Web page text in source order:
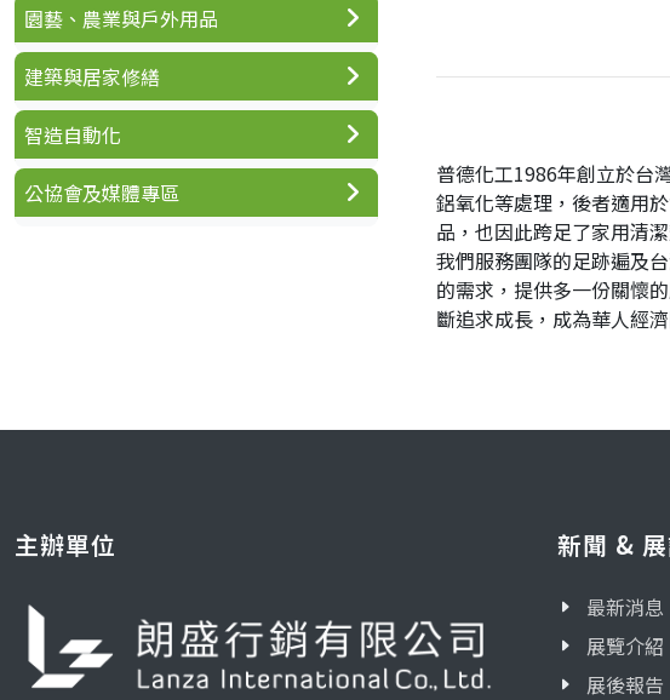
普德化工1986年創立於台
鋁氧化等處理，後者適用
品，也因此跨足了家用清
我們服務團隊的足跡遍及
的需求，提供多一份關懷
斷追求成長，成為華人經
園藝、農業與戶外用品
建築與居家修繕
智造自動化
公協會及媒體專區
主辦單位 新聞 &
最新消息
展覽介紹
展後報告